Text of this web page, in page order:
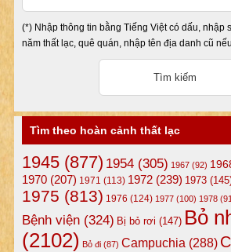
(*) Nhập thông tin bằng Tiếng Việt có dấu, nhập
năm thất lạc, quê quán, nhập tên địa danh cũ
Tìm theo hoàn cảnh thất lạc
1945(877) 1954(305) 1967(92)
1970(207) 1971 (113) 1972(239) 1973
1975 (813) 1976 (124) 1977(100) 1978
Bệnh viện(324) Bị bỏ rơi (147) Bỏ
(2102) Bỏ đi(87) Campuchia (288)